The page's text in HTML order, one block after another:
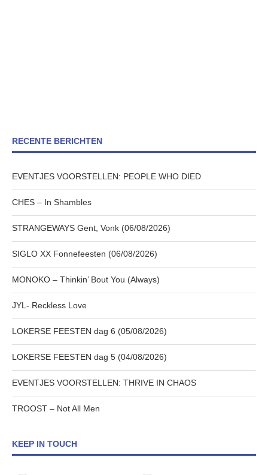
RECENTE BERICHTEN
EVENTJES VOORSTELLEN: PEOPLE WHO DIED
CHES – In Shambles
STRANGEWAYS Gent, Vonk (06/08/2026)
SIGLO XX Fonnefeesten (06/08/2026)
MONOKO – Thinkin’ Bout You (Always)
JYL- Reckless Love
LOKERSE FEESTEN dag 6 (05/08/2026)
LOKERSE FEESTEN dag 5 (04/08/2026)
EVENTJES VOORSTELLEN: THRIVE IN CHAOS
TROOST – Not All Men
KEEP IN TOUCH